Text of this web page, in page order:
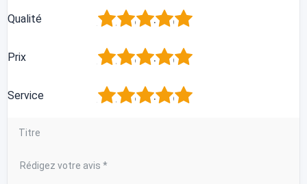
Qualité 5
4
3
2
Prix 5
4
3
2
Service 5
4
3
2